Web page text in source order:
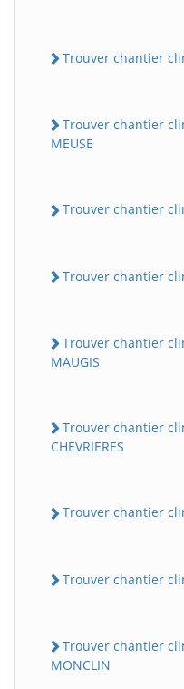
Trouver chantier
Trouver chantier
MEUSE
Trouver chantier
Trouver chantier
Trouver chantier
MAUGIS
Trouver chantier
CHEVRIERES
Trouver chantier
Trouver chantier
Trouver chantier
MONCLIN